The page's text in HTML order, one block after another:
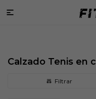

Calzado Tenis en